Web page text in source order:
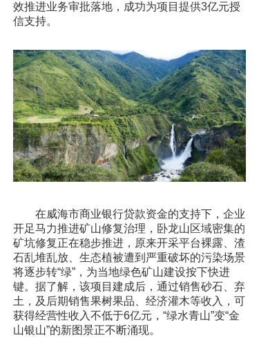
效推进业务审批落地，成功为项目提供3亿元授
信支持。
在威海市商业银行贷款资金的支持下，企业
开足马力推进矿山修复治理，卧龙山区域密集的
矿坑修复正在稳步推进，原来开采平台裸露、渣
石乱堆乱放、生态植被遭到严重破坏的污染场景
将逐步转“绿”，为当地绿色矿山建设按下快进
键。据了解，该项目建成后，通过销售砂石、弃
土，及后期销售果树果品、经济灌木等收入，可
获得经营性收入不低于6亿元，“绿水青山”变“金
山银山”的新图景正不断涌现。